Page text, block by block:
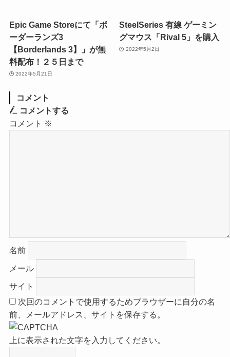
Epic Game Storeにて「ボ
ーダーランズ3
【Borderlands 3】」が無
料配布！２５日まで
2022年5月21日
SteelSeries 有線 ゲーミン
グマウス「Rival 5」を購入
2022年5月2日
コメント
コメントする
コメント ※
名前
メール
サイト
次回のコメントで使用するためブラウザーに自分の名
前、メールアドレス、サイトを保存する。
上に表示された文字を入力してください。